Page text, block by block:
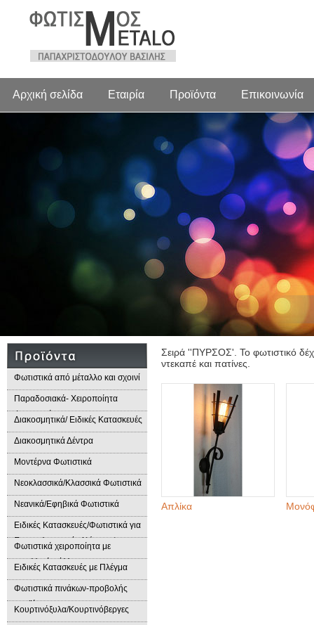
Αρχική σελίδα Εταιρία Προϊόντα Επικοινωνία
Φωτιστικά από μέταλλο και σχοινί
Παραδοσιακά- Χειροποίητα
Φωτιστικά
Διακοσμητικά/ Ειδικές Κατασκευές
Διακοσμητικά Δέντρα
Μοντέρνα Φωτιστικά
Νεοκλασσικά/Κλασσικά Φωτιστικά
Νεανικά/Εφηβικά Φωτιστικά
Ειδικές Κατασκευές/Φωτιστικά για
Επαγγελματικούς Χώρους/
Παραδοσιακά Φωτιστικά
Φωτιστικά χειροποίητα με
μεταλλικά φύλλα
Ειδικές Κατασκευές με Πλέγμα
Φωτιστικά πινάκων-προβολής
προϊόντων
Κουρτινόξυλα/Κουρτινόβεργες
Σειρά ''ΠΥΡΣΟΣ'. Το φωτιστικό
ντεκαπέ και πατίνες.
Απλίκα